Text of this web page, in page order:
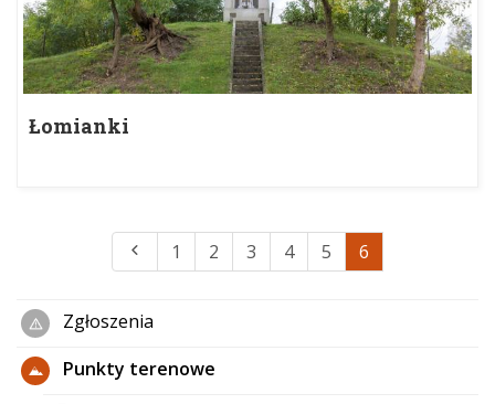
Łomianki
1 2 3 4 5 6
Zgłoszenia
Punkty terenowe